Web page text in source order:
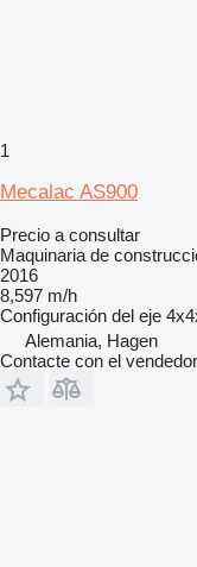
1
Mecalac AS900
Precio a consultar
Maquinaria de
2016
8,597 m/h
Configuración del eje
Alemania, Hagen
Contacte con el vendedor